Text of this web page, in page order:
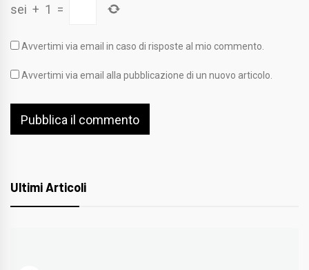
sei + 1 =
Avvertimi via email in caso di risposte al mio commento.
Avvertimi via email alla pubblicazione di un nuovo articolo.
Ultimi Articoli